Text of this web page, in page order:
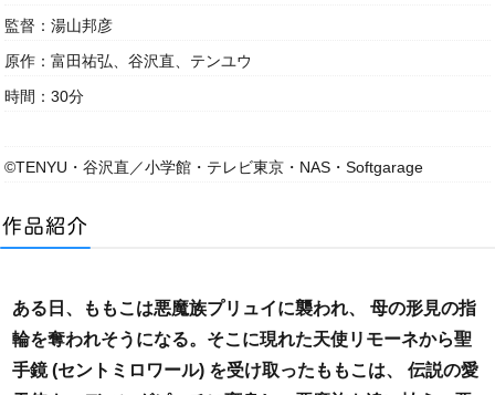
監督：湯山邦彦
原作：富田祐弘、谷沢直、テンユウ
時間：30分
©TENYU・谷沢直／小学館・テレビ東京・NAS・Softgarage
ある日、ももこは悪魔族プリュイに襲われ、 母の形見の指
輪を奪われそうになる。そこに現れた天使リモーネから聖
手鏡 (セントミロワール) を受け取ったももこは、 伝説の愛